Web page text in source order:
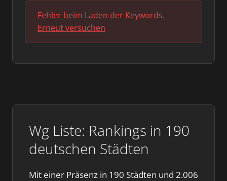
Wg Liste: Rankings in 190
deutschen Städten
Mit einer Präsenz in 190 Städten und 2.006
Fehler beim Laden der Keywords.
Erneut versuchen